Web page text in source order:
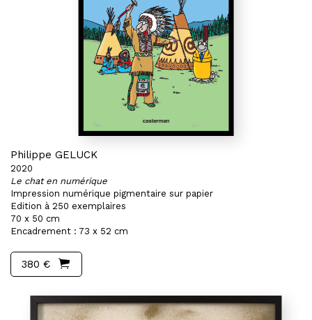
Philippe GELUCK
2020
Le chat en numérique
Impression numérique pigmentaire sur papier
Edition à 250 exemplaires
70 x 50 cm
Encadrement : 73 x 52 cm
380 €